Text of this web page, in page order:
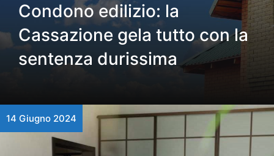
Condono edilizio: la
Cassazione gela tutto con la
sentenza durissima
14 Giugno 2024